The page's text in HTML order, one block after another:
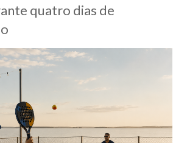
quatro dias de